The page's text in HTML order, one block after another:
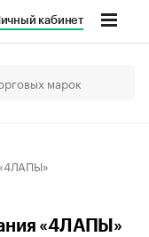
кабинет
«4ЛАПЫ»